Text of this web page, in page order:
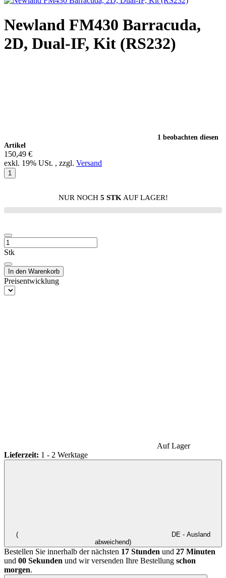
Newland FM430 Barracuda,
2D, Dual-IF, Kit (RS232)
1 beobachten diesen
Artikel
150,49 €
exkl. 19% USt. , zzgl. Versand
NUR NOCH 5 STK AUF LAGER!
Stk
In den Warenkorb
Preisentwicklung
Auf Lager
Lieferzeit: 1 - 2 Werktage
(
DE - Ausland
abweichend)
Bestellen Sie innerhalb der nächsten 17 Stunden und 27 Minuten
und 00 Sekunden und wir versenden Ihre Bestellung schon
morgen.